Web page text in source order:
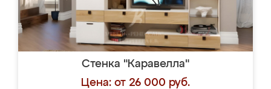
Стенка "Каравелла"
Цена: от 26 000 руб.